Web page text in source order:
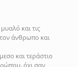
και τις
άνθρωπο και
και τεράστιο
όχι σαν